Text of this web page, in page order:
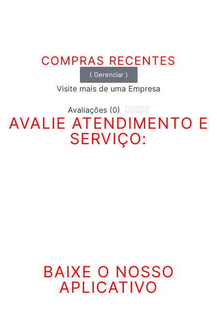
COMPRAS RECENTES
( Gerenciar )
Visite mais de uma Empresa
Avaliações (0)     
AVALIE ATENDIMENTO E
SERVIÇO:
BAIXE O NOSSO
APLICATIVO